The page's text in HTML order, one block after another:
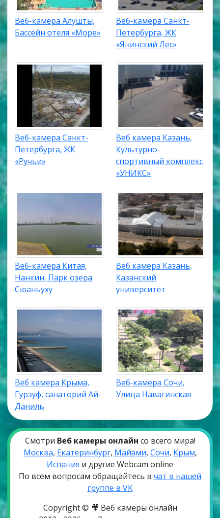
Веб-камера Алушты,
Бассейн отеля «Море»
Веб-камера Санкт-
Петербурга, ЖК
«Янинский Лес»
Веб-камера Санкт-
Петербурга, ЖК
«Ручьи»
Веб камера Казань,
Культурно-
спортивный комплекс
«УНИКС»
Веб-камера Китая,
Нанкин, Парк озера
Сюаньуху
Веб камера Казань,
Казанский
университет
Веб камера Крыма,
Гурзуф, санаторий Ай-
Даниль
Веб-камера Сочи,
Улица Навагинская
Смотри Веб камеры онлайн со всего мира!
Москва, Екатеринбург, Майами, Сочи, Крым,
Испания и другие Webcam online
По всем вопросам обращайтесь в чат в нашей
группе в VK
Copyright © 🎥 Веб камеры онлайн